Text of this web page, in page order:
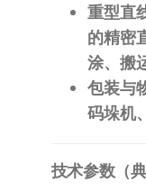
重型直
的精密
涂、搬
包装与
码垛机
技术参数（典